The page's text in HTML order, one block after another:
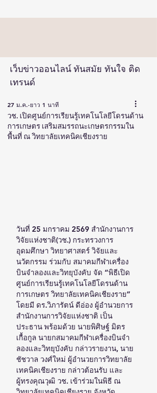
เว็บข่าวออนไลน์ ทันสมัย ทันใจ ติด
เทรนด์
วช. เปิดศูนย์การเรียนรู้เทคโนโลยีโดรนด้าน
การเกษตร เสริมสมรรถนะเกษตรกรรมใน
พื้นที่ ณ วิทยาลัยเทคนิคเชียงราย
27 ม.ค. ยาว 1 นาที
วันที่ 25 มกราคม 2569 สำนักงานการ
วิจัยแห่งชาติ(วช.) กระทรวงการ
อุดมศึกษา วิทยาศาสตร์ วิจัยและ
นวัตกรรม ร่วมกับ สมาคมกีฬาเครื่อง
บินจำลองและวิทยุบังคับ จัด “พิธีเปิด
ศูนย์การเรียนรู้เทคโนโลยีโดรนด้าน
การเกษตร วิทยาลัยเทคนิคเชียงราย”
โดยมี ดร.วิภารัตน์ ดีอ่อง ผู้อำนวยการ
สำนักงานการวิจัยแห่งชาติ เป็น
ประธาน พร้อมด้วย นายพิศิษฐ์ มิตร
เกื้อกูล นายกสมาคมกีฬาเครื่องบินจํา
ลองและวิทยุบังคับ กล่าวรายงาน, นาย
ชัชวาล วงศ์ใหม่ ผู้อำนวยการวิทยาลัย
เทคนิคเชียงราย กล่าวต้อนรับ และ
ผู้ทรงคุณวุฒิ วช. เข้าร่วมในพิธี ณ